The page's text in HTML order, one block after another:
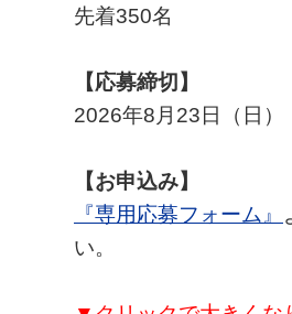
先着350名
【応募締切】
2026年8月23日（日）
【お申込み】
『専用応募フォーム』
い。